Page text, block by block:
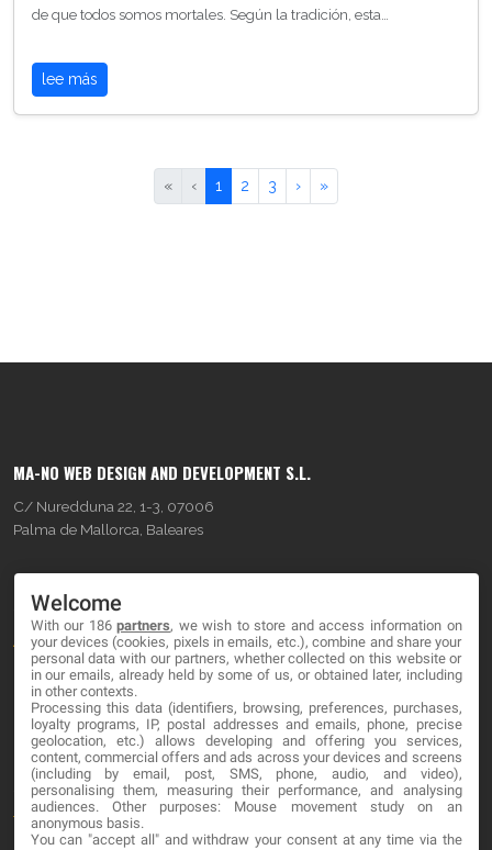
de que todos somos mortales. Según la tradición, esta…
lee más
« ‹ 1 2 3 › »
MA-NO WEB DESIGN AND DEVELOPMENT S.L.
C/ Nuredduna 22, 1-3, 07006
Palma de Mallorca, Baleares
About
Blog
Contact
LEGAL
Terminos y Condiciones
Welcome
With our 186partners, we wish to store and access information on
your devices (cookies, pixels in emails, etc.), combine and share your
personal data with our partners, whether collected on this website or
in our emails, already held by some of us, or obtained later, including
in other contexts.
Processing this data (identifiers, browsing, preferences, purchases,
loyalty programs, IP, postal addresses and emails, phone, precise
geolocation, etc.) allows developing and offering you services,
content, commercial offers and ads across your devices and screens
(including by email, post, SMS, phone, audio, and video),
personalising them, measuring their performance, and analysing
audiences. Other purposes: Mouse movement study on an
anonymous basis.
You can "accept all" and withdraw your consent at any time via the